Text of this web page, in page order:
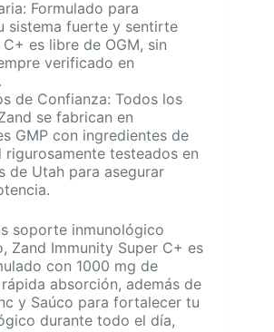
Formulado para
sistema fuerte y sentirte
es libre de OGM, sin
verificado en
de Confianza: Todos los
se fabrican en
GMP con ingredientes de
rigurosamente testeados en
de Utah para asegurar
soporte inmunológico
Zand Immunity Super C+ es
con 1000 mg de
absorción, además de
y Saúco para fortalecer tu
durante todo el día,